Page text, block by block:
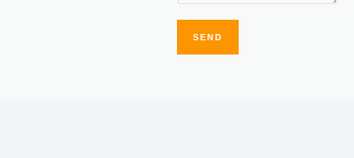
SEND